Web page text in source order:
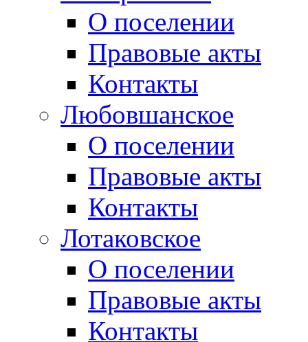
О поселении
Правовые акты
Контакты
Любовшанское
О поселении
Правовые акты
Контакты
Лотаковское
О поселении
Правовые акты
Контакты